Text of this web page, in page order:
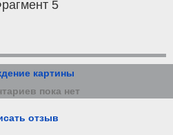
5
картины
пока нет
отзыв